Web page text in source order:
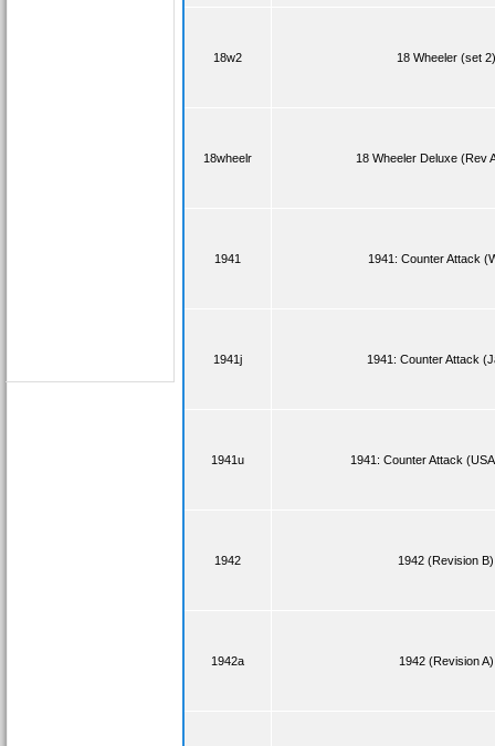
18w2 18 Wheeler (set 2)
18wheelr 18 Wheeler Deluxe (Rev
1941 1941: Counter Attack
1941j 1941: Counter Attack
1941u 1941: Counter Attack
1942 1942 (Revision B)
1942a 1942 (Revision A)